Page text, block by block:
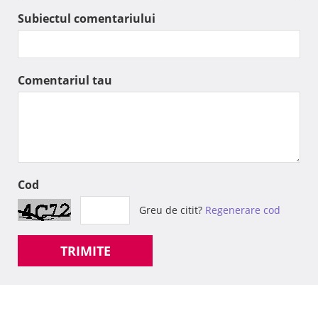
Subiectul comentariului
Comentariul tau
Cod
Greu de citit? Regenerare cod
TRIMITE